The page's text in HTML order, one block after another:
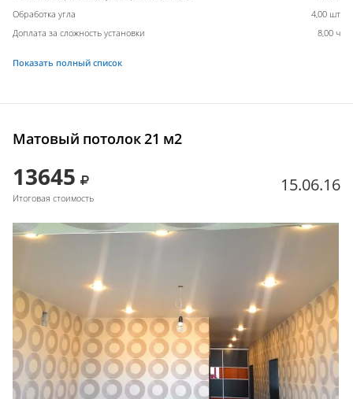
Обработка угла
4,00 шт
Доплата за сложность установки
8,00 ч
Показать полный список
Матовый потолок 21 м2
13645
Итоговая стоимость
15.06.16